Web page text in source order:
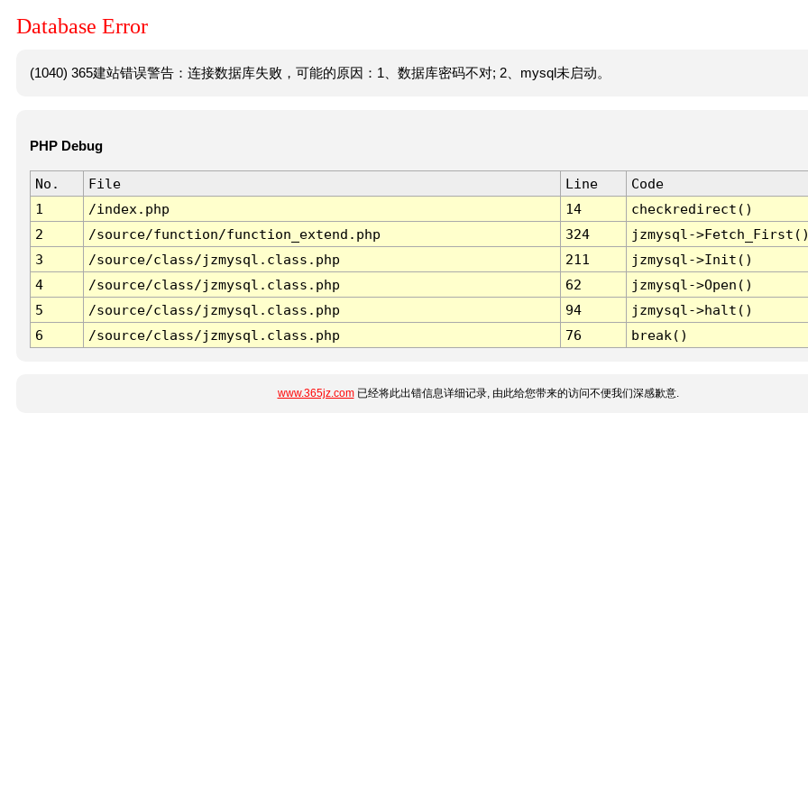
Database Error
(1040) 365建站错误警告：连接数据库失败，可能的原因：1、数据库密码不对; 2、mysql未启动。
PHP Debug
No. File Line
Code
1
/index.php 14
checkredirect()
2
/source/function/function_extend.php 324
jzmysql-
3
/source/class/jzmysql.class.php 211
jzmysql->Init()
4
/source/class/jzmysql.class.php 62
jzmysql->Open()
5
/source/class/jzmysql.class.php 94
jzmysql->halt()
6
/source/class/jzmysql.class.php 76 break()
www.365jz.com已经将此出错信息详细记录, 由此给您带来的访问不便我们深感歉意.